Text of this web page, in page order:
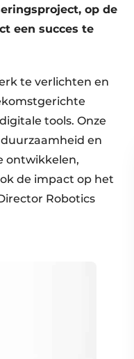
op de
een succes te
te verlichten en
tools. Onze
en
ontwikkelen,
de impact op het
Robotics